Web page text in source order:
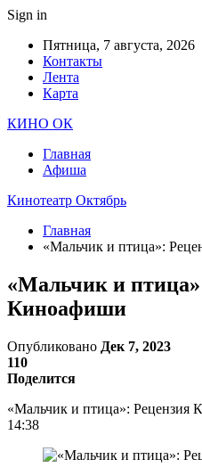
Sign in
Пятница, 7 августа, 2026
Контакты
Лента
Карта
КИНО ОК
Главная
Афиша
Кинотеатр Октябрь
Главная
«Мальчик и птица»:
«Мальчик и
Киноафиши
Опубликовано Дек 7, 2023
110
Поделится
«Мальчик и птица»: Рецензия
14:38